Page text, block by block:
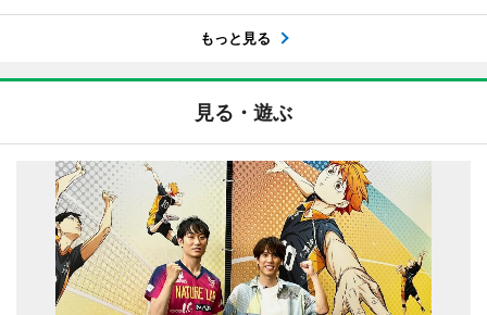
もっと見る
見る・遊ぶ